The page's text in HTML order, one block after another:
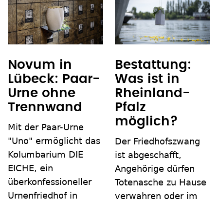
Novum in
Lübeck: Paar-
Urne ohne
Trennwand
Mit der Paar-Urne
"Uno" ermöglicht das
Kolumbarium DIE
EICHE, ein
überkonfessioneller
Urnenfriedhof in
Bestattung:
Was ist in
Rheinland-
Pfalz
möglich?
Der Friedhofszwang
ist abgeschafft,
Angehörige dürfen
Totenasche zu Hause
verwahren oder im